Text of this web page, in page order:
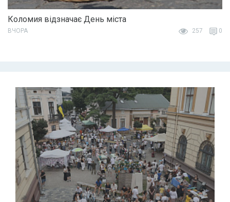
Коломия відзначає День міста
ВЧОРА 257 0